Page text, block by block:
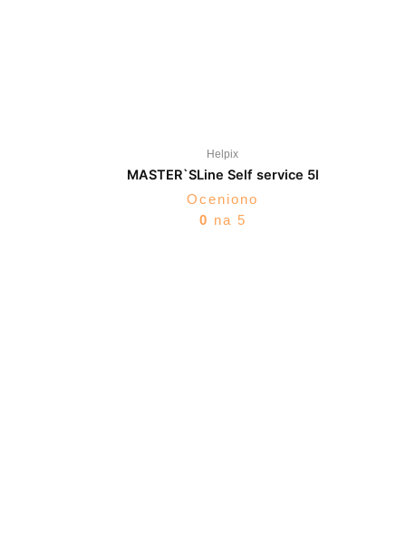
Helpix
MASTER`SLine Self service 5l
Oceniono
0 na 5